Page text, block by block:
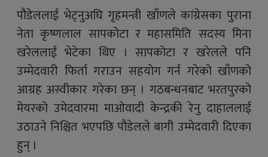
पौडेललाई भेट्नुअघि गृहमन्त्री खाँणले कांग्रेसका पुराना
नेता कृष्णलाल सापकोटा र महासमिति सदस्य मिना
खरेललाई भेटेका थिए । सापकोटा र खरेलले पनि
उम्मेदवारी फिर्ता गराउन सहयोग गर्न गरेको खाँणको
आग्रह अस्वीकार गरेका छन् । गठबन्धनबाट भरतपुरको
मेयरको उमेदवारमा माओवादी केन्द्रकी रेनु दाहाललाई
उठाउने निश्चित भएपछि पौडेलले बागी उम्मेदवारी दिएका
हुन् ।